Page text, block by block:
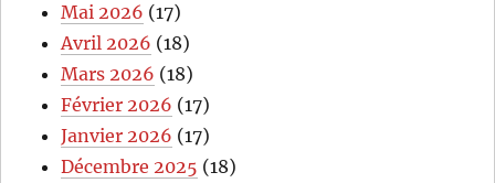
Mai 2026 (17)
Avril 2026 (18)
Mars 2026 (18)
Février 2026 (17)
Janvier 2026 (17)
Décembre 2025 (18)